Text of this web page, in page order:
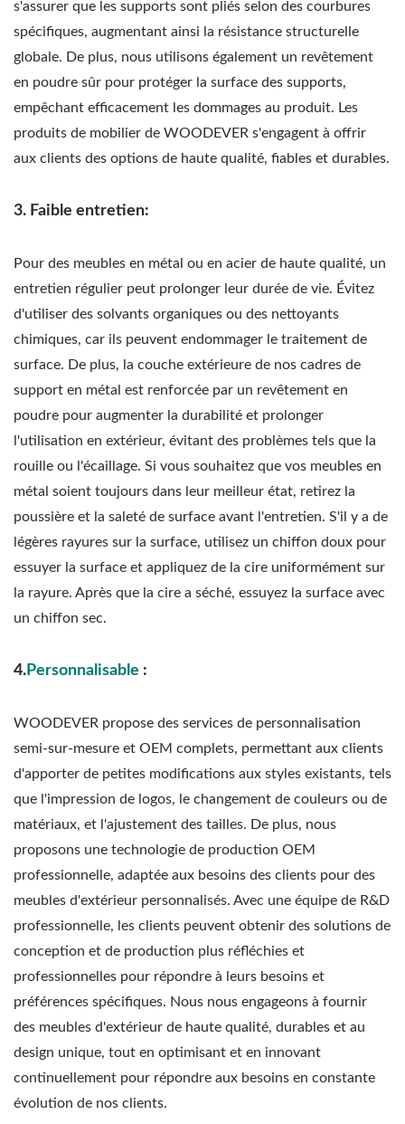
s'assurer que les supports sont pliés selon des courbures
spécifiques, augmentant ainsi la résistance structurelle
globale. De plus, nous utilisons également un revêtement
en poudre sûr pour protéger la surface des supports,
empêchant efficacement les dommages au produit. Les
produits de mobilier de WOODEVER s'engagent à offrir
aux clients des options de haute qualité, fiables et durables.
3. Faible entretien:
Pour des meubles en métal ou en acier de haute qualité, un
entretien régulier peut prolonger leur durée de vie. Évitez
d'utiliser des solvants organiques ou des nettoyants
chimiques, car ils peuvent endommager le traitement de
surface. De plus, la couche extérieure de nos cadres de
support en métal est renforcée par un revêtement en
poudre pour augmenter la durabilité et prolonger
l'utilisation en extérieur, évitant des problèmes tels que la
rouille ou l'écaillage. Si vous souhaitez que vos meubles en
métal soient toujours dans leur meilleur état, retirez la
poussière et la saleté de surface avant l'entretien. S'il y a de
légères rayures sur la surface, utilisez un chiffon doux pour
essuyer la surface et appliquez de la cire uniformément sur
la rayure. Après que la cire a séché, essuyez la surface avec
un chiffon sec.
4.Personnalisable :
WOODEVER propose des services de personnalisation
semi-sur-mesure et OEM complets, permettant aux clients
d'apporter de petites modifications aux styles existants, tels
que l'impression de logos, le changement de couleurs ou de
matériaux, et l'ajustement des tailles. De plus, nous
proposons une technologie de production OEM
professionnelle, adaptée aux besoins des clients pour des
meubles d'extérieur personnalisés. Avec une équipe de R&D
professionnelle, les clients peuvent obtenir des solutions de
conception et de production plus réfléchies et
professionnelles pour répondre à leurs besoins et
préférences spécifiques. Nous nous engageons à fournir
des meubles d'extérieur de haute qualité, durables et au
design unique, tout en optimisant et en innovant
continuellement pour répondre aux besoins en constante
évolution de nos clients.